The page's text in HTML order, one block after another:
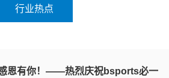
行业热点
恩有你！——热烈庆祝bsports必一